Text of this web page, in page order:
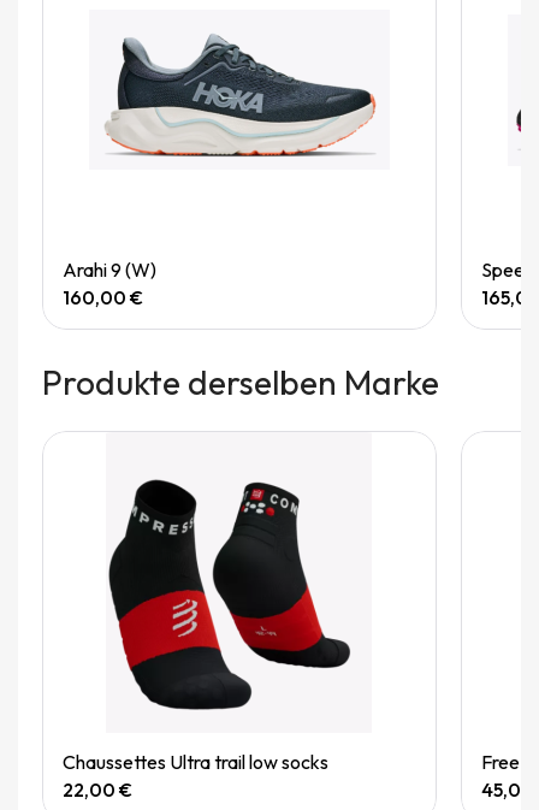
Arahi 9 (W)
160,00 €
Produkte derselben Marke
Quick View
Chaussettes Ultra trail low socks
22,00 €
Free
45,00